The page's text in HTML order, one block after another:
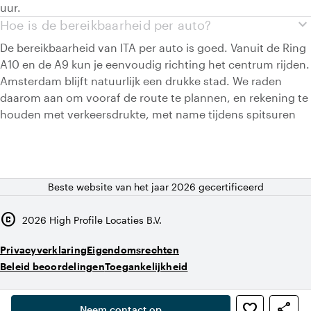
,
uur.
expand_more
Hoe is de bereikbaarheid per auto?
De bereikbaarheid van ITA per auto is goed. Vanuit de Ring
A10 en de A9 kun je eenvoudig richting het centrum rijden.
Amsterdam blijft natuurlijk een drukke stad. We raden
daarom aan om vooraf de route te plannen, en rekening te
houden met verkeersdrukte, met name tijdens spitsuren
Beste website van het jaar 2026 gecertificeerd
copyright 2026 High Profile Locaties B.V.
PrivacyverklaringEigendomsrechten
Beleid beoordelingenToegankelijkheid